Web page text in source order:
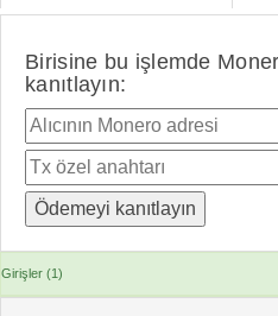
Birisine bu işlemde
kanıtlayın:
Girişler (1)